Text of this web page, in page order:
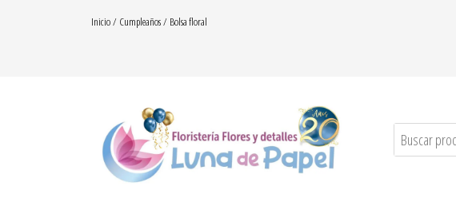
Inicio/ Cumpleaños/ Bolsa floral